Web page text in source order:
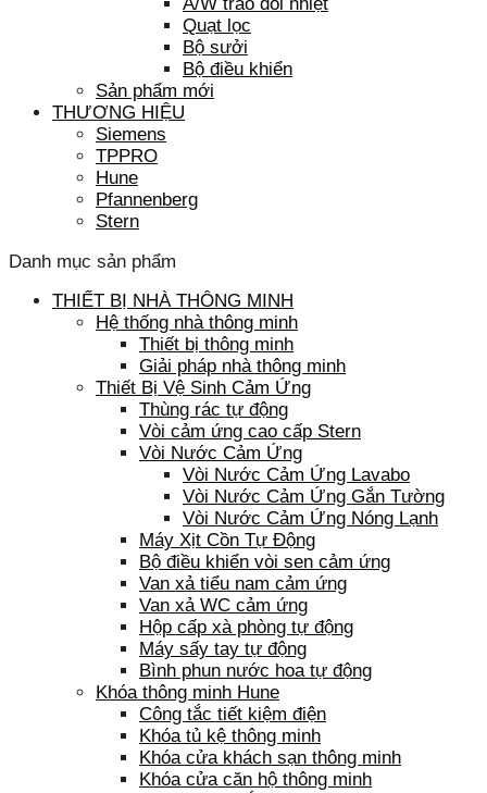
Quạt lọc
Bộ sưởi
Bộ điều khiển
Sản phẩm mới
THƯƠNG HIỆU
Siemens
TPPRO
Hune
Pfannenberg
Stern
Danh mục sản phẩm
THIẾT BỊ NHÀ THÔNG MINH
Hệ thống nhà thông minh
Thiết bị thông minh
Giải pháp nhà thông minh
Thiết Bị Vệ Sinh Cảm Ứng
Thùng rác tự động
Vòi cảm ứng cao cấp Stern
Vòi Nước Cảm Ứng
Vòi Nước Cảm Ứng Lavabo
Vòi Nước Cảm Ứng Gắn Tường
Vòi Nước Cảm Ứng Nóng Lạnh
Máy Xịt Cồn Tự Động
Bộ điều khiển vòi sen cảm ứng
Van xả tiểu nam cảm ứng
Van xả WC cảm ứng
Hộp cấp xà phòng tự động
Máy sấy tay tự động
Bình phun nước hoa tự động
Khóa thông minh Hune
Công tắc tiết kiệm điện
Khóa tủ kệ thông minh
Khóa cửa khách sạn thông minh
Khóa cửa căn hộ thông minh